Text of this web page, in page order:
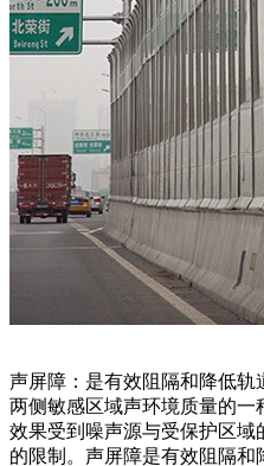
声屏障：是有效阻隔和降低
两侧敏感区域声环境质量的一
效果受到噪声源与受保护区
的限制。声屏障是有效阻隔